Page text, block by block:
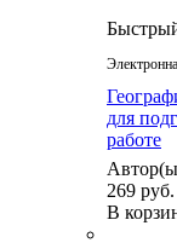
для
работе
269 руб.
В